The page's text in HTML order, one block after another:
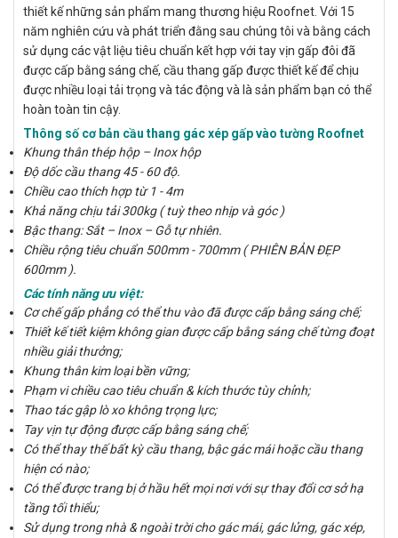
thiết kế những sản phẩm mang thương hiệu Roofnet. Với 15
năm nghiên cứu và phát triển đằng sau chúng tôi và bằng cách
sử dụng các vật liệu tiêu chuẩn kết hợp với tay vịn gấp đôi đã
được cấp bằng sáng chế, cầu thang gấp được thiết kế để chịu
được nhiều loại tải trọng và tác động và là sản phẩm bạn có thể
hoàn toàn tin cậy.
Thông số cơ bản cầu thang gác xép gấp vào tường Roofnet
Khung thân thép hộp – Inox hộp
Độ dốc cầu thang 45 - 60 độ.
Chiều cao thích hợp từ 1 - 4m
Khả năng chịu tải 300kg ( tuỳ theo nhịp và góc )
Bậc thang: Sắt – Inox – Gỗ tự nhiên.
Chiều rộng tiêu chuẩn 500mm - 700mm ( PHIÊN BẢN ĐẸP
600mm ).
Các tính năng ưu việt:
Cơ chế gấp phẳng có thể thu vào đã được cấp bằng sáng chế;
Thiết kế tiết kiệm không gian được cấp bằng sáng chế từng đoạt
nhiều giải thưởng;
Khung thân kim loại bền vững;
Phạm vi chiều cao tiêu chuẩn & kích thước tùy chỉnh;
Thao tác gập lò xo không trọng lực;
Tay vịn tự động được cấp bằng sáng chế;
Có thể thay thế bất kỳ cầu thang, bậc gác mái hoặc cầu thang
hiện có nào;
Có thể được trang bị ở hầu hết mọi nơi với sự thay đổi cơ sở hạ
tầng tối thiểu;
Sử dụng trong nhà & ngoài trời cho gác mái, gác lửng, gác xép,